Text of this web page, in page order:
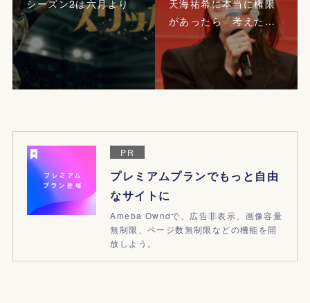
シーズン2は六月より
天海祐希に本当に権限
があったら「考えた…
PR
プレミアムプランでもっと自由
なサイトに
Ameba Owndで、広告非表示、画像容量
無制限、ページ数無制限などの機能を開
放しよう。